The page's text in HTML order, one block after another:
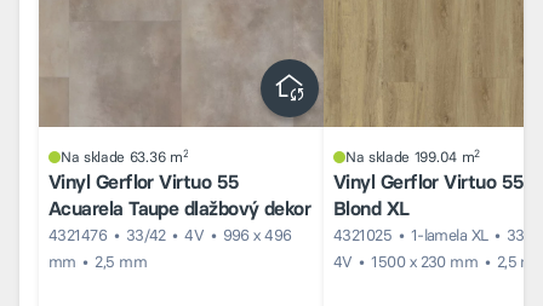
Na sklade 63.36 m2
Vinyl Gerflor Virtuo 55
Acuarela Taupe dlažbový dekor
4321476 33/42 4V
996 x 496
mm
2,5 mm
Na sklade 199.04 m2
Vinyl Gerflor Virtuo 55
Blond XL
4321025 1-lamela XL
33/
4V
1500 x 230 mm 2,5